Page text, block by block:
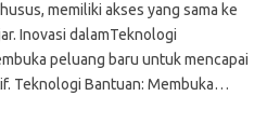
memiliki akses yang sama ke
Inovasi dalamTeknologi
peluang baru untuk mencapai
Teknologi Bantuan: Membuka…